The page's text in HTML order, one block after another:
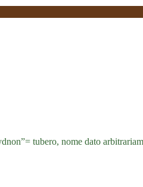
tubero, nome dato